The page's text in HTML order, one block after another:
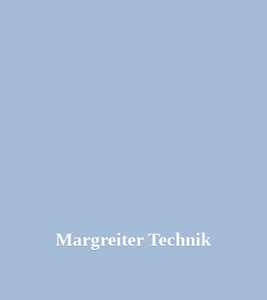
Margreiter Technik